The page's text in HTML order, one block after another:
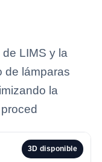
LIMS y la
de lámparas
la
3D disponible